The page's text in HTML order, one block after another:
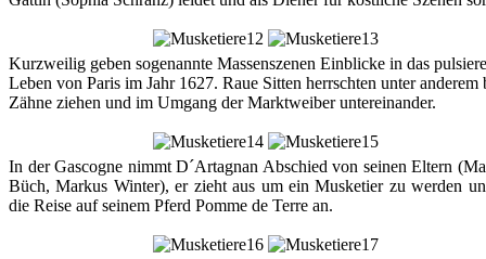
Kurzweilig geben sogenannte Massenszenen Einblicke in das
Leben von Paris im Jahr 1627. Raue Sitten herrschten unter anderem
Zähne ziehen und im Umgang der Marktweiber untereinander.
In der Gascogne nimmt D´Artagnan Abschied von seinen Eltern
Büch, Markus Winter), er zieht aus um ein Musketier zu werden
die Reise auf seinem Pferd Pomme de Terre an.